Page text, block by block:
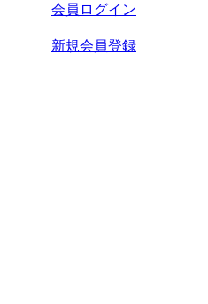
会員ログイン
新規会員登録